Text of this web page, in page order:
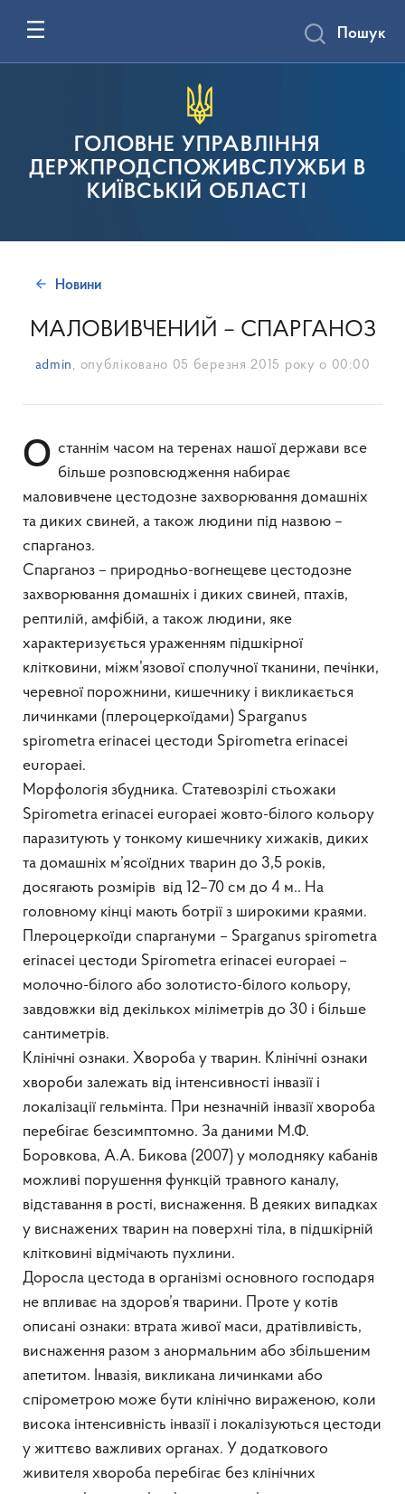
ГОЛОВНЕ УПРАВЛІННЯ
ДЕРЖПРОДСПОЖИВСЛУЖБИ В
КИЇВСЬКІЙ ОБЛАСТІ
Пошук
Новини
МАЛОВИВЧЕНИЙ – СПАРГАНОЗ
admin , опубліковано 05 березня 2015 року о 00:00
Останнім часом на теренах нашої держави все більше розповсюдження набирає
маловивчене цестодозне захворювання домашніх
та диких свиней, а також людини під назвою –
спарганоз.
Спарганоз – природньо-вогнещеве цестодозне
захворювання домашніх і диких свиней, птахів,
рептилій, амфібій, а також людини, яке
характеризується ураженням підшкірної
клітковини, міжм’язової сполучної тканини, печінки,
черевної порожнини, кишечнику і викликається
личинками (плероцеркоїдами) Sparganus
spirometra erinacei цестоди Spirometra erinacei
europaei.
Морфологія збудника. Статевозрілі стьожаки
Spirometra erinacei europaei жовто-білого кольору
паразитують у тонкому кишечнику хижаків, диких
та домашніх м’ясоїдних тварин до 3,5 років,
досягають розмірів від 12–70 см до 4 м.. На
головному кінці мають ботрії з широкими краями.
Плероцеркоїди спаргануми – Sparganus spirometra
erinacei цестоди Spirometra erinacei europaei –
молочно-білого або золотисто-білого кольору,
завдовжки від декількох міліметрів до 30 і більше
сантиметрів.
Клінічні ознаки. Хвороба у тварин. Клінічні ознаки
хвороби залежать від інтенсивності інвазії і
локалізації гельмінта. При незначній інвазії хвороба
перебігає безсимптомно. За даними М.Ф.
Боровкова, А.А. Бикова (2007) у молодняку кабанів
можливі порушення функцій травного каналу,
відставання в рості, виснаження. В деяких випадках
у виснажених тварин на поверхні тіла, в підшкірній
клітковині відмічають пухлини.
Доросла цестода в організмі основного господаря
не впливає на здоров’я тварини. Проте у котів
описані ознаки: втрата живої маси, дратівливість,
виснаження разом з анормальним або збільшеним
апетитом. Інвазія, викликана личинками або
спірометрою може бути клінічно вираженою, коли
висока інтенсивність інвазії і локалізуються цестоди
у життєво важливих органах. У додаткового
живителя хвороба перебігає без клінічних